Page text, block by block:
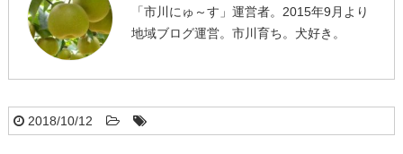
「市川にゅ～す」運営者。2015年9月より
地域ブログ運営。市川育ち。犬好き。
2018/10/12